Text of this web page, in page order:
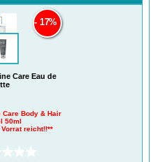
(FRAGRANCE),
GLYCERIN,
(SEA SILT) EXTRACT,
PEEL OIL, CITRUS LIMON
ISOMETHYL IONONE, VANILLIN,
KETONES, EUGENOL,
Care Eau de
Care Body & Hair
50ml
reicht!!**
17%